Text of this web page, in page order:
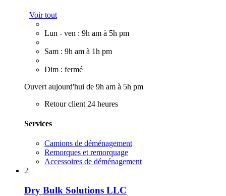
Voir tout
Lun - ven : 9h am à 5h pm
Sam : 9h am à 1h pm
Dim : fermé
Ouvert aujourd'hui de 9h am à 5h pm
Retour client 24 heures
Services
Camions de déménagement
Remorques et remorquage
Accessoires de déménagement
2
Dry Bulk Solutions LLC